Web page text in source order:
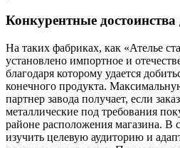
Конкурентные
На таких фабриках, как «Ателье
установлено импортное и
благодаря которому удается
конечного продукта.
партнер завода получает, если
металлические под требования
районе расположения магазина. В
изучить целевую аудиторию и